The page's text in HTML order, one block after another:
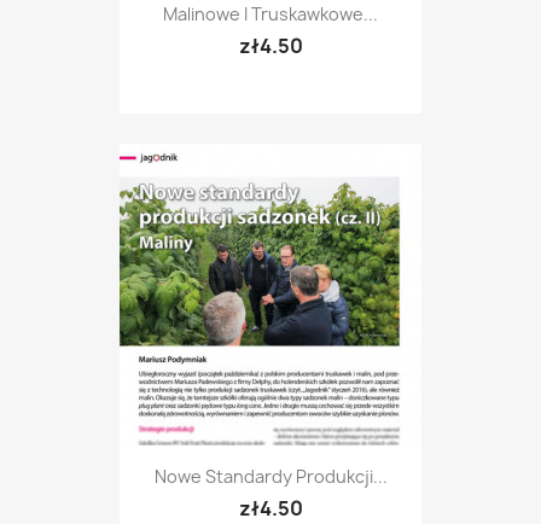
Malinowe I Truskawkowe...
zł4.50
Nowe Standardy Produkcji...
zł4.50